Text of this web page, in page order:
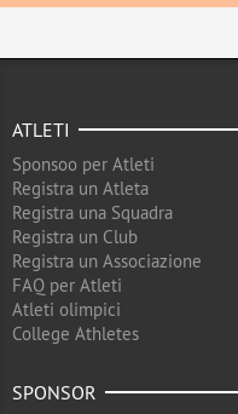
ATLETI
Sponsoo per Atleti
Registra un Atleta
Registra una Squadra
Registra un Club
Registra un Associazione
FAQ per Atleti
Atleti olimpici
College Athletes
SPONSOR